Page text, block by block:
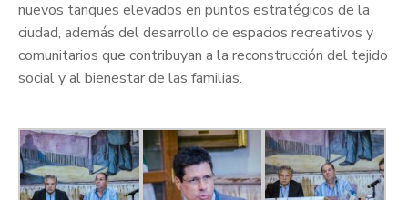
nuevos tanques elevados en puntos estratégicos de la
ciudad, además del desarrollo de espacios recreativos y
comunitarios que contribuyan a la reconstrucción del tejido
social y al bienestar de las familias.